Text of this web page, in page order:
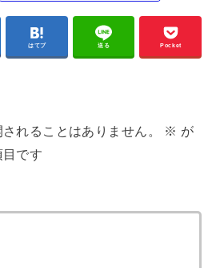
はてブ 送る Pocket
れることはありません。 ※ が
です